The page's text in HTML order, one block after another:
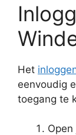
Het
eenvoudig
toegang te